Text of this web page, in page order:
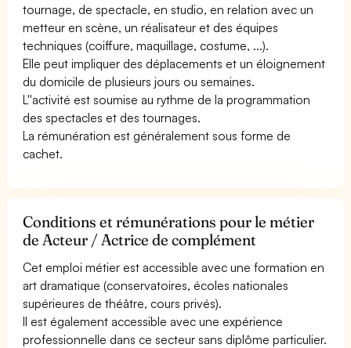
tournage, de spectacle, en studio, en relation avec un
metteur en scène, un réalisateur et des équipes
techniques (coiffure, maquillage, costume, ...).
Elle peut impliquer des déplacements et un éloignement
du domicile de plusieurs jours ou semaines.
L''activité est soumise au rythme de la programmation
des spectacles et des tournages.
La rémunération est généralement sous forme de
cachet.
Conditions et rémunérations pour le métier
de Acteur / Actrice de complément
Cet emploi métier est accessible avec une formation en
art dramatique (conservatoires, écoles nationales
supérieures de théâtre, cours privés).
Il est également accessible avec une expérience
professionnelle dans ce secteur sans diplôme particulier.